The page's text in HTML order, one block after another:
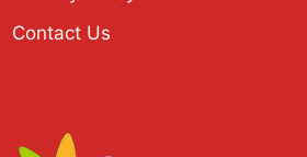
Contact Us